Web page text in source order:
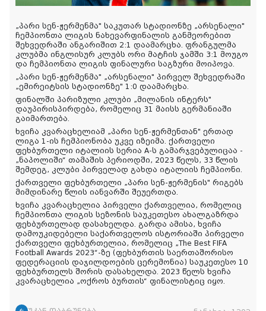
„პარი სენ-ჟერმენმა" საკუთარ სტადიონზე „არსენალი"
ჩემპიონთა ლიგის ნახევარფინალის განმეორებით
შეხვედრაში ანგარიშით 2:1 დაამარცხა. ფრანგულმა
კლუბმა ინგლისურ კლუბს ორი მატჩის ჯამში 3:1 მოუგო
და ჩემპიონთა ლიგის ფინალური საგზური მოიპოვა.
„პარი სენ-ჟერმენმა" „არსენალი" პირველ შეხვედრაში
„ემირეიტსის სტადიონზე" 1:0 დაამარცხა.
ფინალში პარიზული კლუბი „მილანის ინტერს"
დაუპირისპირდება, რომელიც 31 მაისს გერმანიაში
გაიმართება.
ხვიჩა კვარაცხელიამ „პარი სენ-ჟერმენთან" ერთად
ლიგა 1-ის ჩემპიონობა უკვე იზეიმა. ქართველი
ფეხბურთელი იტალიის სერია A-ს გამარჯვებულიცაა -
„ნაპოლიში“ თამაშის პერიოდში, 2023 წელს, 33 წლის
შემდეგ, კლუბი პირველად გახდა იტალიის ჩემპიონი.
ქართველი ფეხბურთელი „პარი სენ-ჟერმენის" რიგებს
მიმდინარე წლის იანვარში შეუერთდა.
ხვიჩა კვარაცხელია პირველი ქართველია, რომელიც
ჩემპიონთა ლიგის სეზონის საუკეთესო ახალგაზრდა
ფეხბურთელად დასახელდა. გარდა ამისა, ხვიჩა
დამოუკიდებელი საქართველოს ისტორიაში პირველი
ქართველი ფეხბურთელია, რომელიც „The Best FIFA
Football Awards 2023“-ზე (ფეხბურთის საერთაშორისო
ფედერაციის დაჯილდოების ცერემონია) საუკეთესო 10
ფეხბურთელს შორის დასახელდა. 2023 წელს ხვიჩა
კვარაცხელია „ოქროს ბურთის“ ფინალისტიც იყო.